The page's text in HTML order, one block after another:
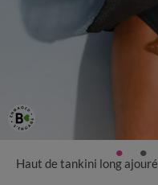
Haut de tankini long ajouré